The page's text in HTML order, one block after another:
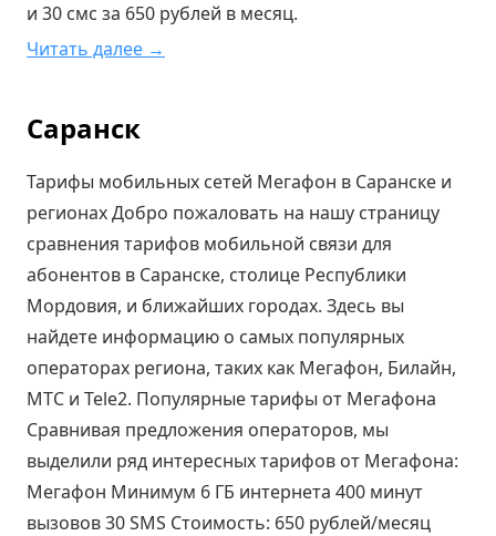
и 30 смс за 650 рублей в месяц.
Читать далее →
Саранск
Тарифы мобильных сетей Мегафон в Саранске и
регионах Добро пожаловать на нашу страницу
сравнения тарифов мобильной связи для
абонентов в Саранске, столице Республики
Мордовия, и ближайших городах. Здесь вы
найдете информацию о самых популярных
операторах региона, таких как Мегафон, Билайн,
МТС и Tele2. Популярные тарифы от Мегафона
Сравнивая предложения операторов, мы
выделили ряд интересных тарифов от Мегафона:
Мегафон Минимум 6 ГБ интернета 400 минут
вызовов 30 SMS Стоимость: 650 рублей/месяц